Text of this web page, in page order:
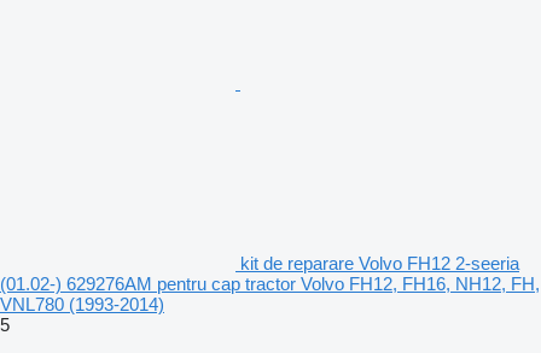
kit de reparare Volvo FH12 2-seeria
(01.02-) 629276AM pentru cap tractor Volvo FH12, FH16, NH12, FH,
VNL780 (1993-2014)
5